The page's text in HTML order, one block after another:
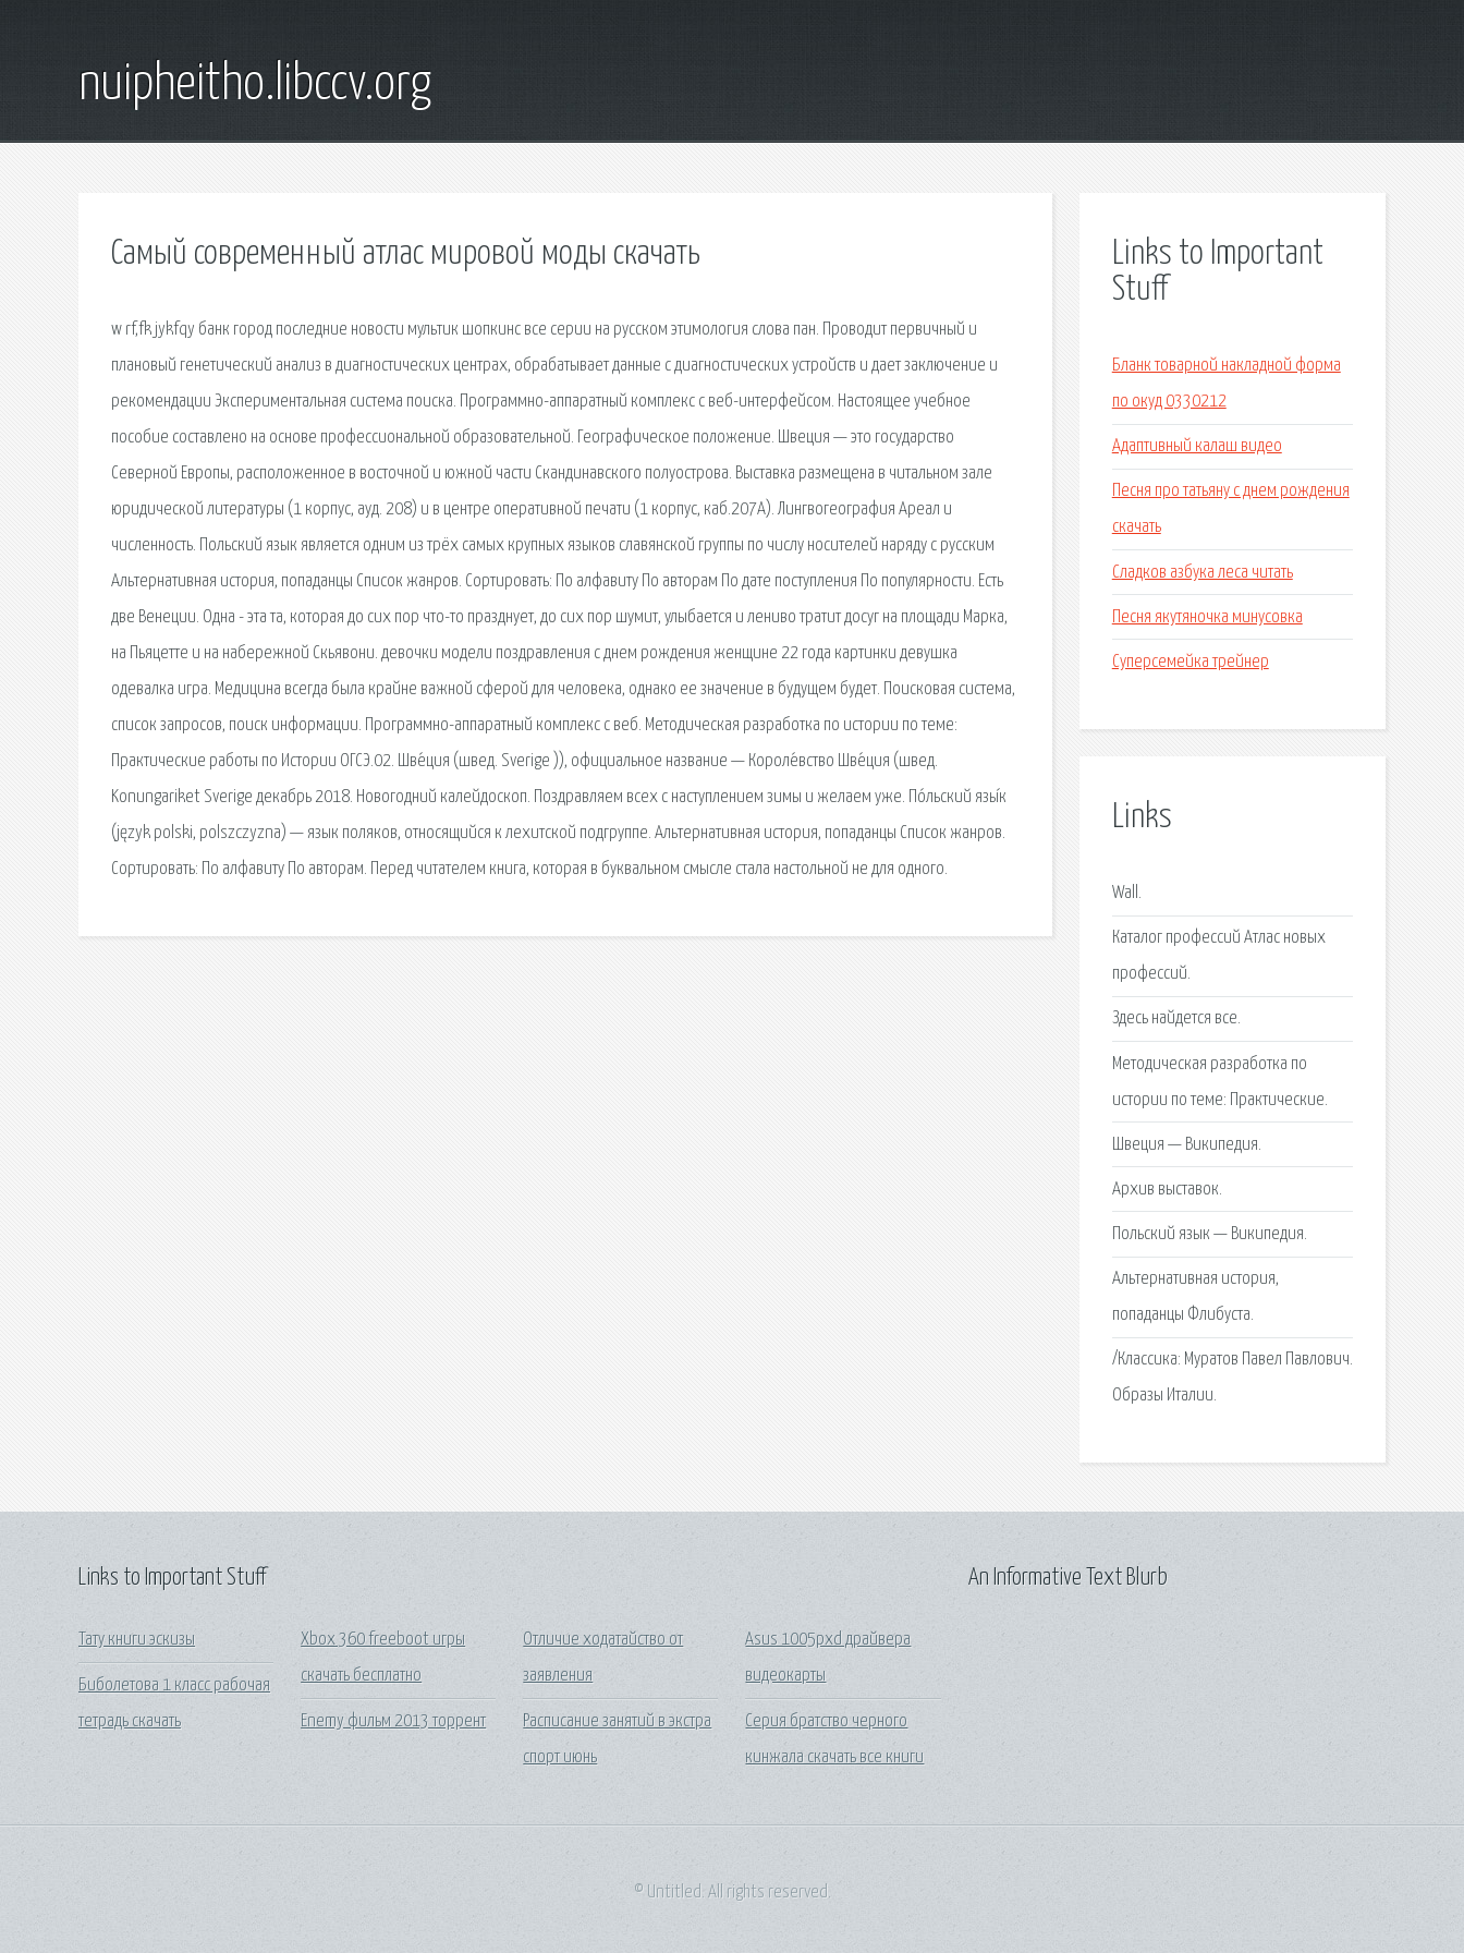
nuipheitho.libccv.org
Самый современный атлас мировой моды скачать
w rf,fk jykfqy банк город последние новости мультик шопкинс все серии на русском этимология слова пан. Проводит первичный и
плановый генетический анализ в диагностических центрах, обрабатывает данные с диагностических устройств и дает заключение и
рекомендации Экспериментальная система поиска. Программно-аппаратный комплекс с веб-интерфейсом. Настоящее учебное
пособие составлено на основе профессиональной образовательной. Географическое положение. Швеция — это государство
Северной Европы, расположенное в восточной и южной части Скандинавского полуострова. Выставка размещена в читальном зале
юридической литературы (1 корпус, ауд. 208) и в центре оперативной печати (1 корпус, каб.207А). Лингвогеография Ареал и
численность. Польский язык является одним из трёх самых крупных языков славянской группы по числу носителей наряду с русским
Альтернативная история, попаданцы Список жанров. Сортировать: По алфавиту По авторам По дате поступления По популярности. Есть
две Венеции. Одна - эта та, которая до сих пор что-то празднует, до сих пор шумит, улыбается и лениво тратит досуг на площади Марка,
на Пьяцетте и на набережной Скьявони. девочки модели поздравления с днем рождения женщине 22 года картинки девушка
одевалка игра. Медицина всегда была крайне важной сферой для человека, однако ее значение в будущем будет. Поисковая сиcтема,
список запросов, поиск информации. Программно-аппаратный комплекс с веб. Методическая разработка по истории по теме:
Практические работы по Истории ОГСЭ.02. Шве́ция (швед. Sverige )), официальное название — Короле́вство Шве́ция (швед.
Konungariket Sverige декабрь 2018. Новогодний калейдоскоп. Поздравляем всех с наступлением зимы и желаем уже. По́льский язы́к
(język polski, polszczyzna) — язык поляков, относящийся к лехитской подгруппе. Альтернативная история, попаданцы Список жанров.
Сортировать: По алфавиту По авторам. Перед читателем книга, которая в буквальном смысле стала настольной не для одного.
Links to Important
Stuff
Бланк товарной накладной форма
по окуд 0330212
Адаптивный калаш видео
Песня про татьяну с днем рождения
скачать
Сладков азбука леса читать
Песня якутяночка минусовка
Суперсемейка трейнер
Links
Wall.
Каталог профессий Атлас новых
профессий.
Здесь найдется все.
Методическая разработка по
истории по теме: Практические.
Швеция — Википедия.
Архив выставок.
Польский язык — Википедия.
Альтернативная история,
попаданцы Флибуста.
/Классика: Муратов Павел Павлович.
Образы Италии.
Links to Important Stuff
Тату книги эскизы
Биболетова 1 класс рабочая
тетрадь скачать
Xbox 360 freeboot игры
скачать бесплатно
Enemy фильм 2013 торрент
Отличие ходатайство от
заявления
Расписание занятий в экстра
спорт июнь
Asus 1005pxd драйвера
видеокарты
Серия братство черного
кинжала скачать все книги
An Informative Text Blurb
© Untitled. All rights reserved.